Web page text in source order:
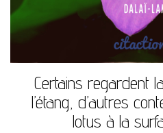
Certains regardent
l’étang, d’autres
lotus à la